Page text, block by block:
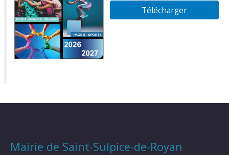
Télécharger
Mairie de Saint-Sulpice-de-Royan